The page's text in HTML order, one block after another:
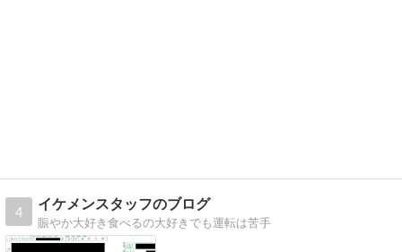
4
イケメンスタッフのブログ
賑やか大好き食べるの大好きでも運転は苦手